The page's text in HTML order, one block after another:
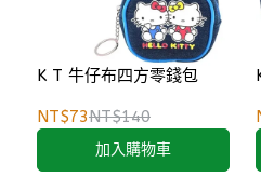
K T 牛仔布四方零錢包
NT$73NT$140
加入購物車